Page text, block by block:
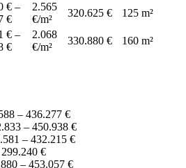
€ –
€
2.565
€/m²
320.625 € 125 m²
€ –
€
2.068
€/m²
330.880 € 160 m²
– 436.277 €
– 450.938 €
– 432.215 €
€
– 453.057 €